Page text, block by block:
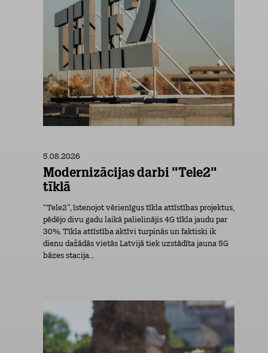
5.08.2026
Modernizācijas darbi "Tele2"
tīklā
“Tele2”, īstenojot vērienīgus tīkla attīstības projektus,
pēdējo divu gadu laikā palielinājis 4G tīkla jaudu par
30%. Tīkla attīstība aktīvi turpinās un faktiski ik
dienu dažādās vietās Latvijā tiek uzstādīta jauna 5G
bāzes stacija...